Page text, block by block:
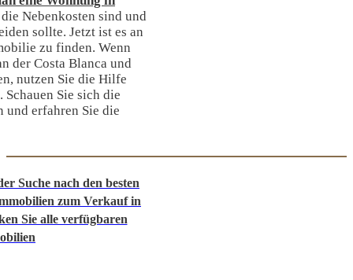
Nebenkosten sind und
sollte. Jetzt ist es an
zu finden. Wenn
der Costa Blanca und
nutzen Sie die Hilfe
. Schauen Sie sich die
und erfahren Sie die
Suche nach den besten
zum Verkauf in
Sie alle verfügbaren